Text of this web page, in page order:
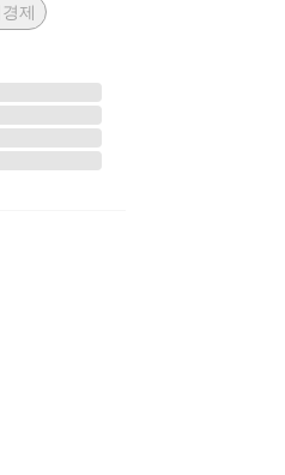
제